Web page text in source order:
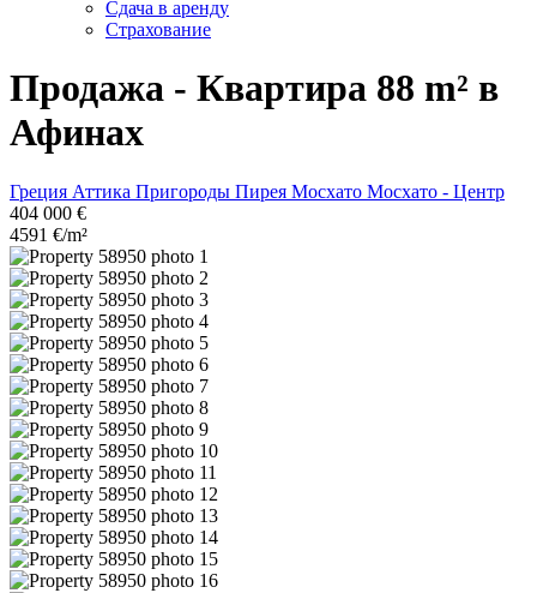
Сдача в аренду
Страхование
Продажа - Квартира 88 m² в
Афинах
Греция Аттика Пригороды Пирея Мосхато Мосхато - Центр
404 000 €
4591 €/m²